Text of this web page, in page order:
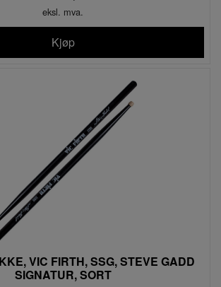
eksl. mva.
Kjøp
VIC FIRTH, SSG, STEVE GADD
SIGNATUR, SORT